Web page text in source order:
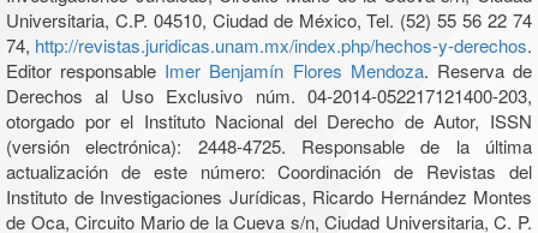
Universitaria, C.P. 04510, Ciudad de México, Tel. (52) 55 56 22 74
74, http://revistas.juridicas.unam.mx/index.php/hechos-y-derechos.
Editor responsable Imer Benjamín Flores Mendoza. Reserva de
Derechos al Uso Exclusivo núm. 04-2014-052217121400-203,
otorgado por el Instituto Nacional del Derecho de Autor, ISSN
(versión electrónica): 2448-4725. Responsable de la última
actualización de este número: Coordinación de Revistas del
Instituto de Investigaciones Jurídicas, Ricardo Hernández Montes
de Oca, Circuito Mario de la Cueva s/n, Ciudad Universitaria, C. P.